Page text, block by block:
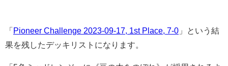
「 Pioneer Challenge 2023-09-17, 1st Place, 7-0 」という結
果を残したデッキリストになります。